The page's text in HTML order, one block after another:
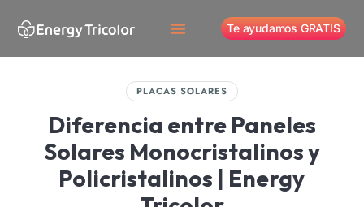
Te ayudamos GRATIS
PLACAS SOLARES
Diferencia entre Paneles
Solares Monocristalinos y
Policristalinos | Energy